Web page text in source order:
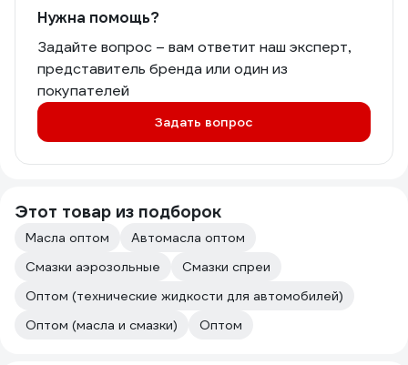
Нужна помощь?
Задайте вопрос – вам ответит наш эксперт,
представитель бренда или один из
покупателей
Задать вопрос
Этот товар из подборок
Масла оптом
Автомасла оптом
Смазки аэрозольные
Смазки спреи
Оптом (технические жидкости для автомобилей)
Оптом (масла и смазки)
Оптом